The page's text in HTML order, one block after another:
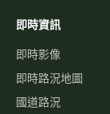
即時資訊
即時影像
即時路況地圖
國道路況